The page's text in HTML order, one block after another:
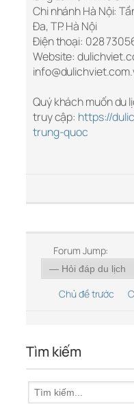
Chi nhánh Hà Nội:
Đa, TP. Hà Nội
Điện thoại: 028
Website:
Quý khách muốn du
truy cập: https://
trung-quoc
Forum Jump:
Chủ đề trước
Tìm kiếm